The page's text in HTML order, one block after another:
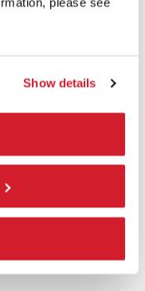
Show details
Blood and Sandera una
fattuale quotidiana,
Quest’atmosfera ha
ci rivolgessimo a loro
realizzare un film, e
creare una serie di